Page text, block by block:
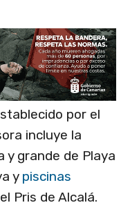
por el
incluye la
y grande de Playa
y piscinas
Pris de Alcalá.